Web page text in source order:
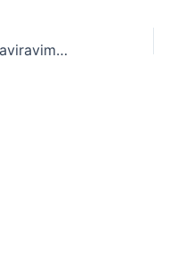
Brangiojo metalo gaminių graviravimas – vis dažnesnis pasirinkimas